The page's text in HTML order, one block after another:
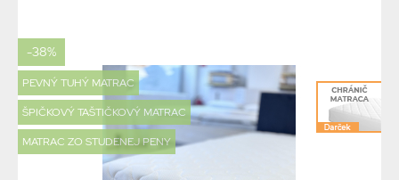
-38%
PEVNÝ TUHÝ MATRAC
ŠPIČKOVÝ TAŠTIČKOVÝ MATRAC
MATRAC ZO STUDENEJ PENY